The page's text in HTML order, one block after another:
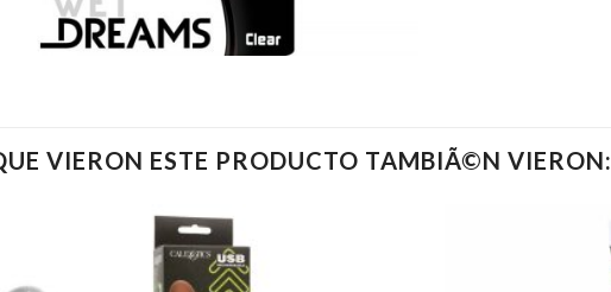
VIERON ESTE PRODUCTO TAMBIÃ©N VIERON: